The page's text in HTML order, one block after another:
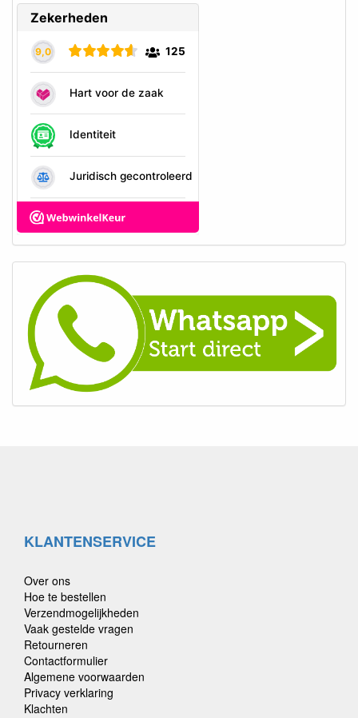
KLANTENSERVICE
Over ons
Hoe te bestellen
Verzendmogelijkheden
Vaak gestelde vragen
Retourneren
Contactformulier
Algemene voorwaarden
Privacy verklaring
Klachten